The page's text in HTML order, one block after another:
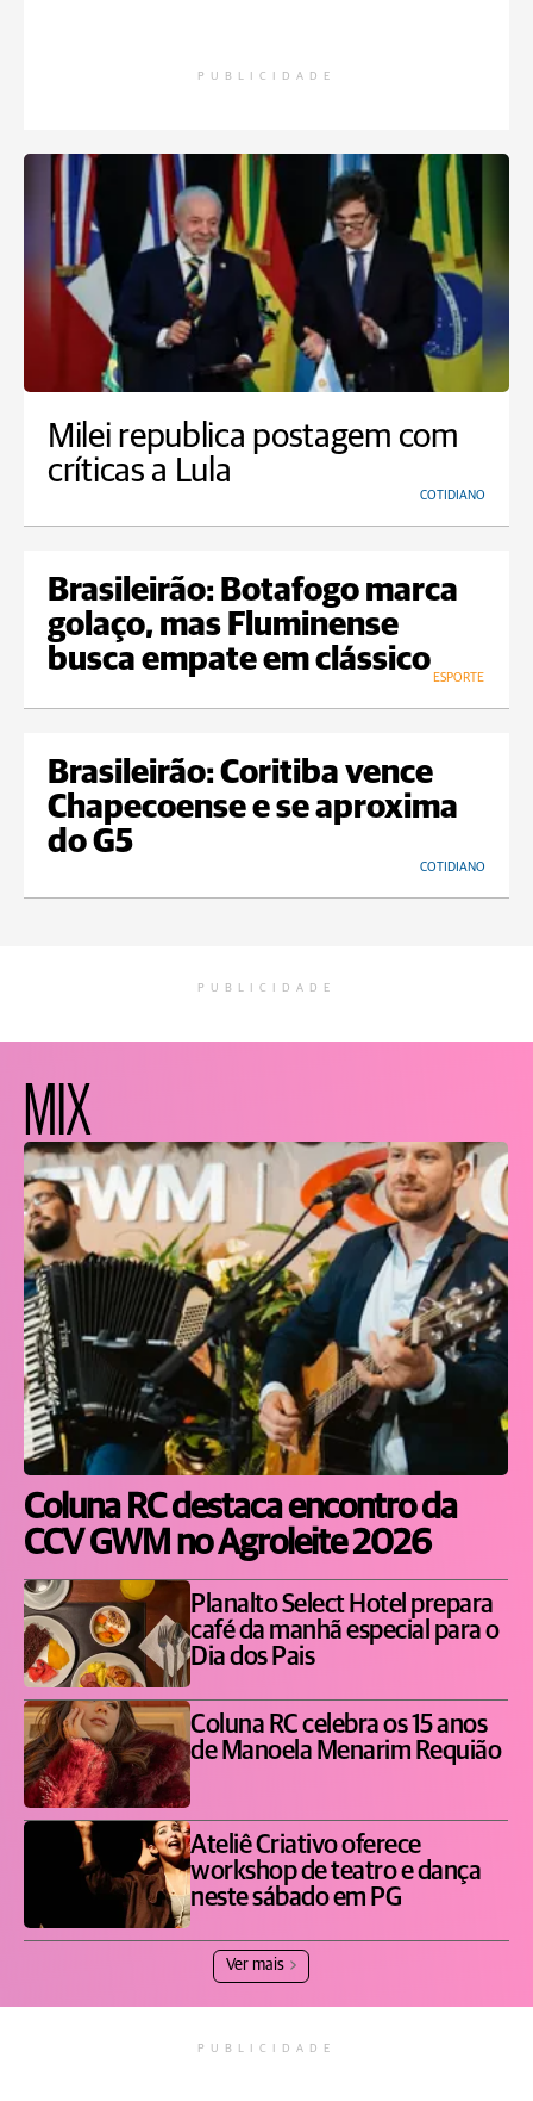
PUBLICIDADE
Milei republica postagem com
críticas a Lula
COTIDIANO
Brasileirão: Botafogo marca
golaço, mas Fluminense
busca empate em clássico
ESPORTE
Brasileirão: Coritiba vence
Chapecoense e se aproxima
do G5
COTIDIANO
PUBLICIDADE
MIX
Coluna RC destaca encontro da
CCV GWM no Agroleite 2026
Planalto Select Hotel prepara
café da manhã especial para o
Dia dos Pais
Coluna RC celebra os 15 anos
de Manoela Menarim Requião
Ateliê Criativo oferece
workshop de teatro e dança
neste sábado em PG
Ver mais
PUBLICIDADE